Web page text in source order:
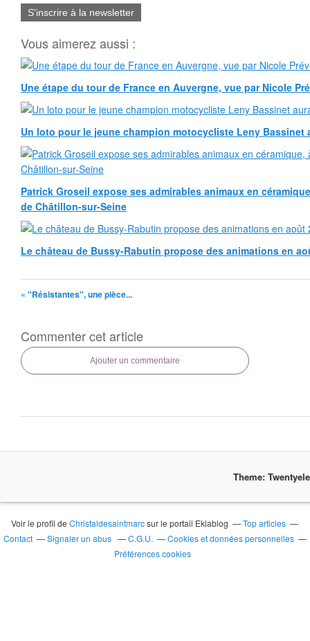
S'inscrire à la newsletter
Vous aimerez aussi :
Une étape du tour de France en Auvergne, vue par Nicole
Un loto pour le jeune champion motocycliste Leny Bassinet
Patrick Groseil expose ses admirables animaux en
de Châtillon-sur-Seine
Le château de Bussy-Rabutin propose des animations en
« "Résistantes", une pièce...
Commenter cet article
Ajouter un commentaire
Theme:
Voir le profil deChristaldesaintmarcsur le portail Eklablog
Top articles
Contact
Signaler un abus C.G.U.
Cookies et données personnelles
Préférences cookies